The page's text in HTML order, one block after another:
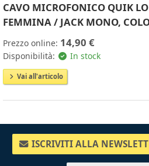
CAVO MICROFONICO QUIK
FEMMINA / JACK MONO,
Prezzo online: 14,90 €
Disponibilità: In stock
Vai all'articolo
ISCRIVITI ALLA